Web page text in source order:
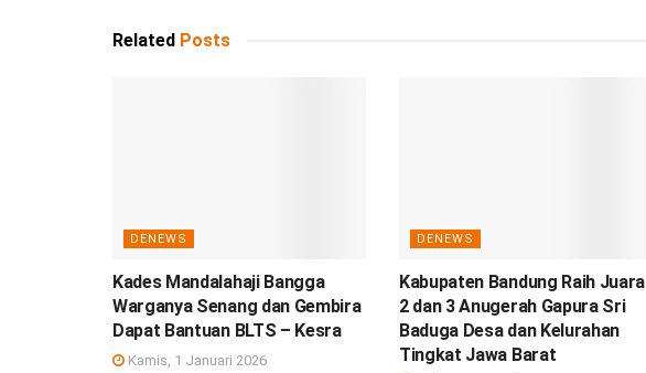
Related Posts
DENEWS
Kades Mandalahaji Bangga
Warganya Senang dan Gembira
Dapat Bantuan BLTS – Kesra
Kamis, 1 Januari 2026
DENEWS
Kabupaten Bandung Raih Juara
2 dan 3 Anugerah Gapura Sri
Baduga Desa dan Kelurahan
Tingkat Jawa Barat